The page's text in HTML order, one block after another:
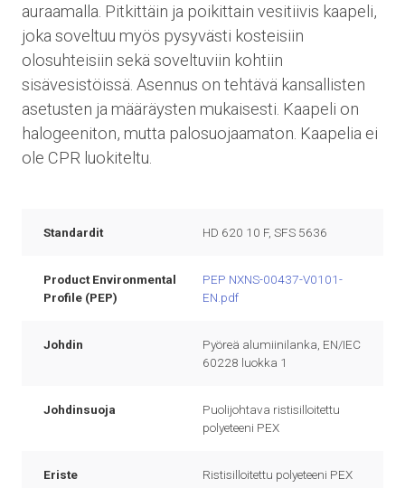
auraamalla. Pitkittäin ja poikittain vesitiivis kaapeli,
joka soveltuu myös pysyvästi kosteisiin
olosuhteisiin sekä soveltuviin kohtiin
sisävesistöissä. Asennus on tehtävä kansallisten
asetusten ja määräysten mukaisesti. Kaapeli on
halogeeniton, mutta palosuojaamaton. Kaapelia ei
ole CPR luokiteltu.
Standardit HD 620 10 F, SFS 5636
Product Environmental
Profile (PEP)
PEP NXNS-00437-V0101-
EN.pdf
Johdin
Pyöreä alumiinilanka, EN/IEC
60228 luokka 1
Johdinsuoja
Puolijohtava ristisilloitettu
polyeteeni PEX
Eriste Ristisilloitettu polyeteeni PEX